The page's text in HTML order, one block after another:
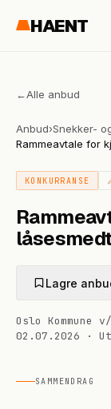
HAENT
←Alle anbud
Anbud›Snekker-
Rammeavtale for
KONKURRANSE
Lagre
Oslo Kommune
02.07.2026 ·
SAMMENDRAG